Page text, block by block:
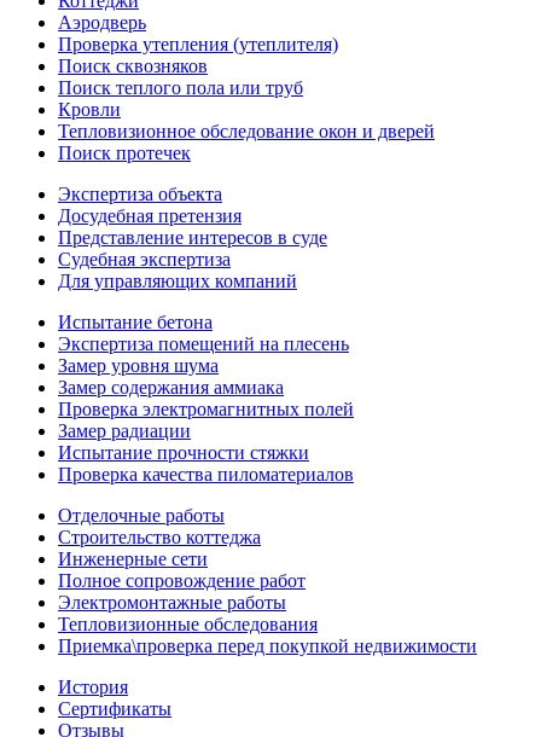
Аэродверь
Проверка утепления (утеплителя)
Поиск сквозняков
Поиск теплого пола или труб
Кровли
Тепловизионное обследование окон и дверей
Поиск протечек
Экспертиза объекта
Досудебная претензия
Представление интересов в суде
Судебная экспертиза
Для управляющих компаний
Испытание бетона
Экспертиза помещений на плесень
Замер уровня шума
Замер содержания аммиака
Проверка электромагнитных полей
Замер радиации
Испытание прочности стяжки
Проверка качества пиломатериалов
Отделочные работы
Строительство коттеджа
Инженерные сети
Полное сопровождение работ
Электромонтажные работы
Тепловизионные обследования
Приемка\проверка перед покупкой недвижимости
История
Сертификаты
Отзывы